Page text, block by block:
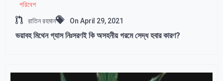
পরিবেশ
রাতিন রহমান On April 29, 2021
ভয়াবহ মিথেন গ্যাস নিঃসরণই কি অসহনীয় গরমে সেদ্ধ হবার কারণ?